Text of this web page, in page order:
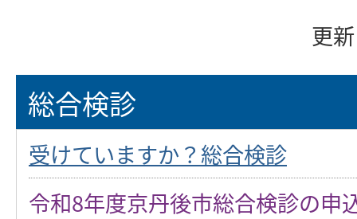
更
総合検診
受けていますか？総合検診
令和8年度京丹後市総合検診の申